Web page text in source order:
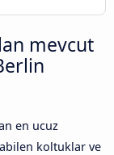
mevcut
en ucuz
koltuklar ve